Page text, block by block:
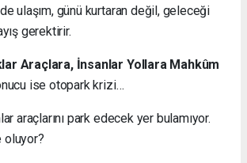
ulaşım, günü kurtaran değil, geleceği
gerektirir.
Araçlara, İnsanlar Yollara Mahkûm
ise otopark krizi…
araçlarını park edecek yer bulamıyor.
oluyor?